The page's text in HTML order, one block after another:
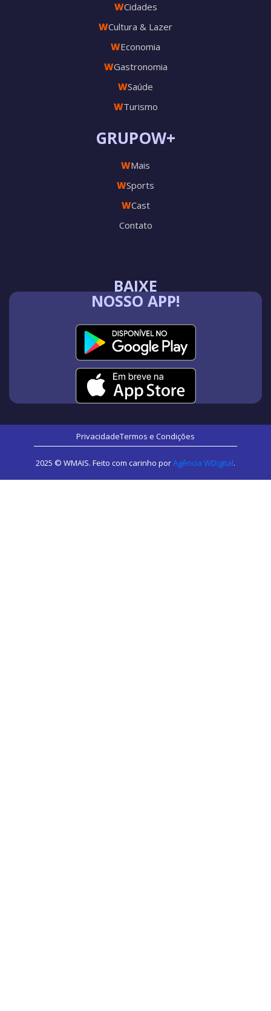
BAIXE
NOSSO APP!
GRUPOW+
WMais
WSports
WCast
Contato
WCidades
WCultura & Lazer
WEconomia
WGastronomia
WSaúde
WTurismo
PrivacidadeTermos e Condições
2025 © WMAIS. Feito com carinho porAgência WDigital.